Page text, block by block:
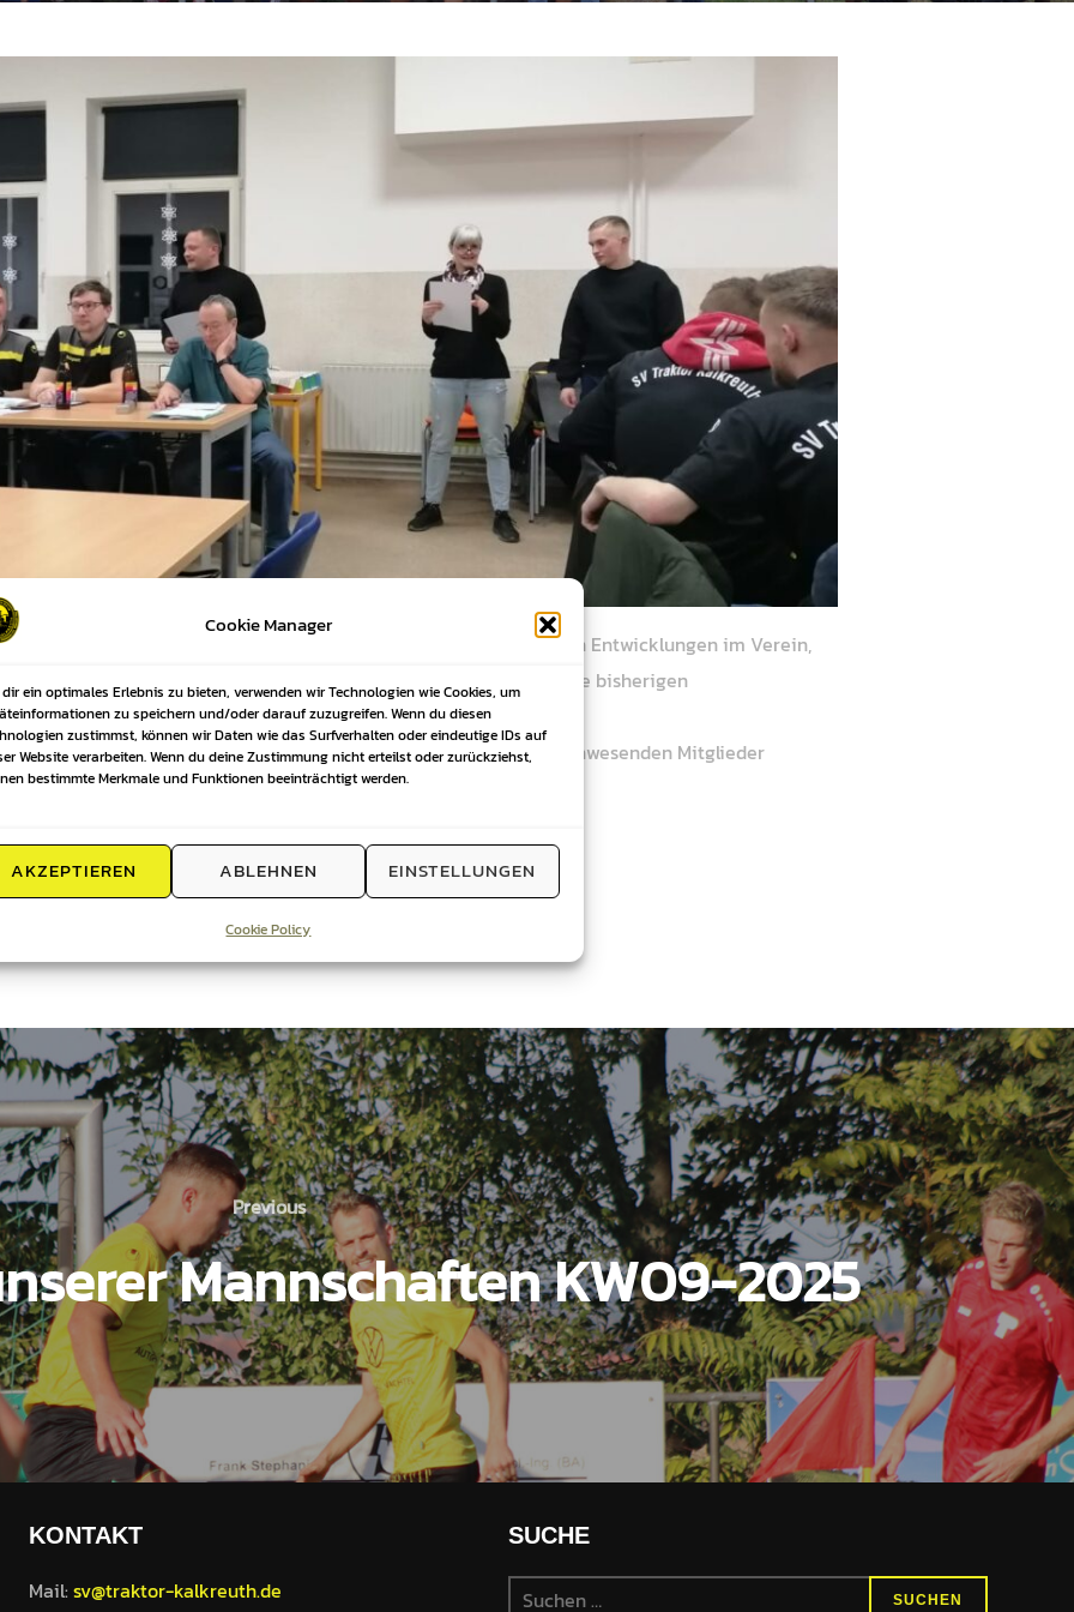
Cookie Manager
ein optimales Erlebnis zu bieten, verwenden wir Technologien wie Cookies, um
zu speichern und/oder darauf zuzugreifen. Wenn du diesen
zustimmst, können wir Daten wie das Surfverhalten oder eindeutige IDs auf
Website verarbeiten. Wenn du deine Zustimmung nicht erteilst oder zurückziehst,
bestimmte Merkmale und Funktionen beeinträchtigt werden.
AKZEPTIEREN ABLEHNEN EINSTELLUNGEN
Cookie Policy
wurden die Vereinsmitglieder über die aktuellen Entwicklungen im Verein,
informiert. Zusätzlich fanden Neuwahlen des Präsidiums statt. Alle bisherigen
Mitgliederbeiträge ab 2026 um jeweils 1 Euro anzuheben. Die anwesenden Mitglieder
vor Ort.
Previous
Previous
Mannschaften KW09-2025
KONTAKT
Mail:sv@traktor-kalkreuth.de
SUCHE
Suchen
SUCHEN